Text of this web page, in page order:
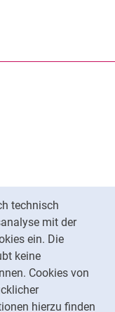
technisch
mit der
ein. Die
keine
Cookies von
hierzu finden